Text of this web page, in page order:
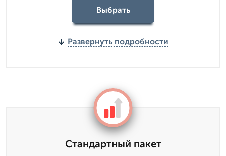
Выбрать
Развернуть подробности
Стандартный пакет